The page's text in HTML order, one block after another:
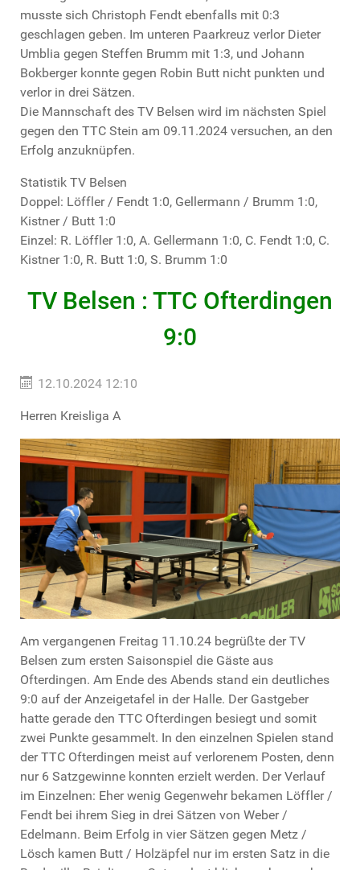
musste sich Christoph Fendt ebenfalls mit 0:3
geschlagen geben. Im unteren Paarkreuz verlor Dieter
Umblia gegen Steffen Brumm mit 1:3, und Johann
Bokberger konnte gegen Robin Butt nicht punkten und
verlor in drei Sätzen.
Die Mannschaft des TV Belsen wird im nächsten Spiel
gegen den TTC Stein am 09.11.2024 versuchen, an den
Erfolg anzuknüpfen.
Statistik TV Belsen
Doppel: Löffler / Fendt 1:0, Gellermann / Brumm 1:0,
Kistner / Butt 1:0
Einzel: R. Löffler 1:0, A. Gellermann 1:0, C. Fendt 1:0, C.
Kistner 1:0, R. Butt 1:0, S. Brumm 1:0
TV Belsen : TTC Ofterdingen
9:0
12.10.2024 12:10
Herren Kreisliga A
Am vergangenen Freitag 11.10.24 begrüßte der TV
Belsen zum ersten Saisonspiel die Gäste aus
Ofterdingen. Am Ende des Abends stand ein deutliches
9:0 auf der Anzeigetafel in der Halle. Der Gastgeber
hatte gerade den TTC Ofterdingen besiegt und somit
zwei Punkte gesammelt. In den einzelnen Spielen stand
der TTC Ofterdingen meist auf verlorenem Posten, denn
nur 6 Satzgewinne konnten erzielt werden. Der Verlauf
im Einzelnen: Eher wenig Gegenwehr bekamen Löffler /
Fendt bei ihrem Sieg in drei Sätzen von Weber /
Edelmann. Beim Erfolg in vier Sätzen gegen Metz /
Lösch kamen Butt / Holzäpfel nur im ersten Satz in die